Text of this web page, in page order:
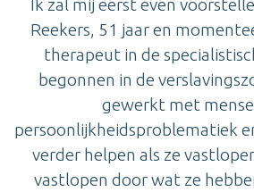
Ik zal mij eerst even
Reekers, 51 jaar en
therapeut in de
begonnen in de
gewerkt met
persoonlijkheidsproblematiek
verder helpen als ze
vastlopen door wat ze